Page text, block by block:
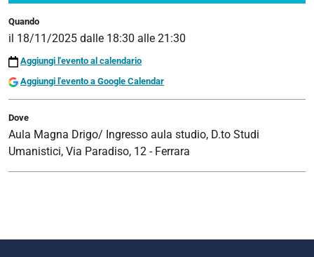
Quando
il 18/11/2025 dalle 18:30 alle 21:30
Aggiungi l'evento al calendario
Aggiungi l'evento a Google Calendar
Dove
Aula Magna Drigo/ Ingresso aula studio, D.to Studi
Umanistici, Via Paradiso, 12 - Ferrara